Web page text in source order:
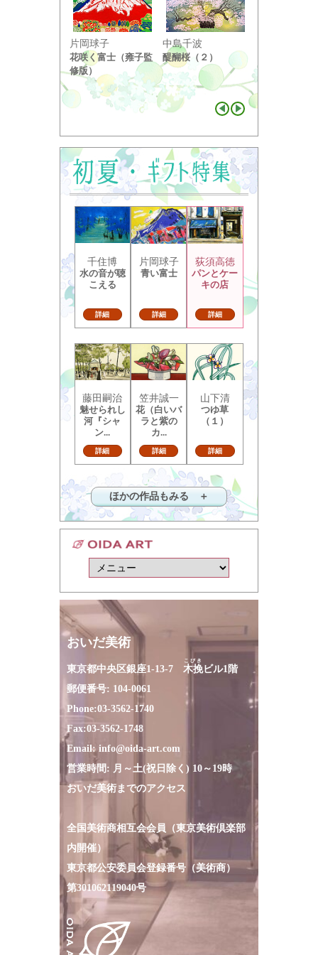
片岡球子
花咲く富士（雍子監
修版）
中島千波
醍醐桜（２）
り ...
千住博
水の音が聴
こえる
詳細
片岡球子
青い富士
詳細
荻須高徳
パンとケー
キの店
詳細
藤田嗣治
魅せられし
河『シャ
ン...
詳細
笠井誠一
花（白いバ
ラと紫の
カ...
詳細
山下清
つゆ草
（１）
詳細
ほかの作品もみる ＋
おいだ美術
東京都中央区銀座1-13-7 木挽
こびき
ビル1階
郵便番号: 104-0061
Phone:03-3562-1740
Fax:03-3562-1748
Email:info@oida-art.com
営業時間: 月～土(祝日除く) 10～19時
おいだ美術までのアクセス
全国美術商相互会会員（東京美術倶楽部
内開催）
東京都公安委員会登録番号（美術商）
第301062119040号